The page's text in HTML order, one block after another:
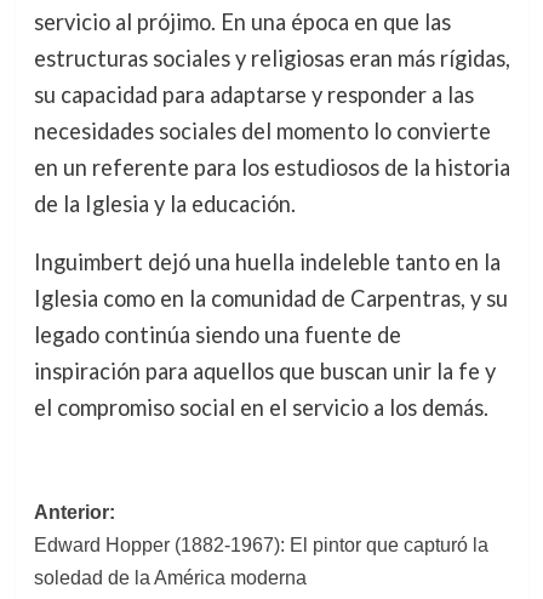
servicio al prójimo. En una época en que las
estructuras sociales y religiosas eran más rígidas,
su capacidad para adaptarse y responder a las
necesidades sociales del momento lo convierte
en un referente para los estudiosos de la historia
de la Iglesia y la educación.
Inguimbert dejó una huella indeleble tanto en la
Iglesia como en la comunidad de Carpentras, y su
legado continúa siendo una fuente de
inspiración para aquellos que buscan unir la fe y
el compromiso social en el servicio a los demás.
Navegación
de
Anterior:
Edward Hopper (1882-1967): El pintor que capturó la
soledad de la América moderna